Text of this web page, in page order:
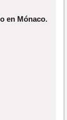
en Mónaco.